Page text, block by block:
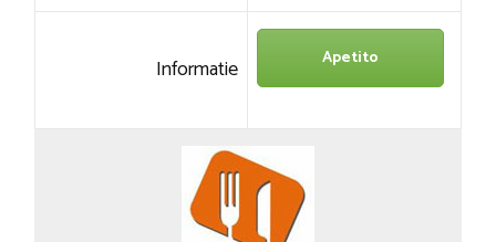
Informatie Apetito